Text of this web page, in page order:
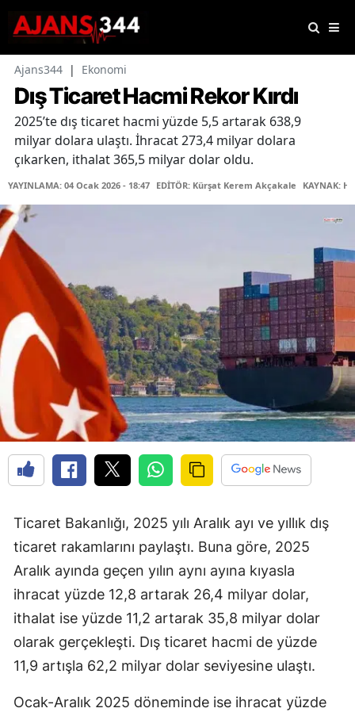
Ajans344 | Ekonomi
Dış Ticaret Hacmi Rekor Kırdı
2025’te dış ticaret hacmi yüzde 5,5 artarak 638,9
milyar dolara ulaştı. İhracat 273,4 milyar dolara
çıkarken, ithalat 365,5 milyar dolar oldu.
YAYINLAMA: 04 Ocak 2026 - 18:47 EDİTÖR: Kürşat Kerem Akçakale KAYNAK:
Ticaret Bakanlığı, 2025 yılı Aralık ayı ve yıllık dış
ticaret rakamlarını paylaştı. Buna göre, 2025
Aralık ayında geçen yılın aynı ayına kıyasla
ihracat yüzde 12,8 artarak 26,4 milyar dolar,
ithalat ise yüzde 11,2 artarak 35,8 milyar dolar
olarak gerçekleşti. Dış ticaret hacmi de yüzde
11,9 artışla 62,2 milyar dolar seviyesine ulaştı.
Ocak-Aralık 2025 döneminde ise ihracat yüzde